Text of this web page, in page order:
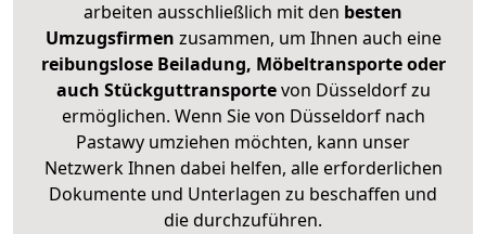
arbeiten ausschließlich mit den besten
Umzugsfirmen zusammen, um Ihnen auch eine
reibungslose Beiladung, Möbeltransporte oder
auch Stückguttransportevon Düsseldorf zu
ermöglichen. Wenn Sie von Düsseldorf nach
Pastawy umziehen möchten, kann unser
Netzwerk Ihnen dabei helfen, alle erforderlichen
Dokumente und Unterlagen zu beschaffen und
die durchzuführen.